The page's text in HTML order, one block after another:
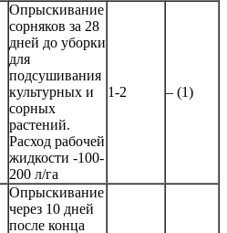
Опрыскивание
сорняков за 28
дней до уборки
для
подсушивания
культурных и
сорных
растений.
Расход рабочей
жидкости -100-
200 л/га
1-2 – (1)
Опрыскивание
через 10 дней
после конца